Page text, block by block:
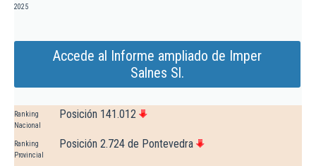
2025
Accede al Informe ampliado de Imper
Salnes Sl.
Ranking
Nacional
Posición 141.012
Ranking
Provincial
Posición 2.724 de Pontevedra